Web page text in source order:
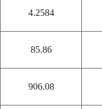
4.2584
85.86
906.08